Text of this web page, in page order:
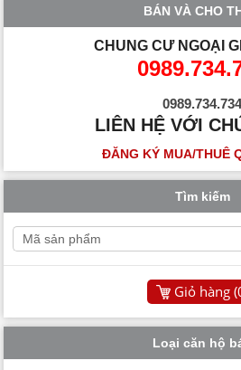
BÁN VÀ CHO
CHUNG CƯ NGOẠI
0989.734.734
LIÊN HỆ VỚI
ĐĂNG KÝ MUA/THUÊ
Tìm kiếm
Giỏ hàng (
Loại căn hộ